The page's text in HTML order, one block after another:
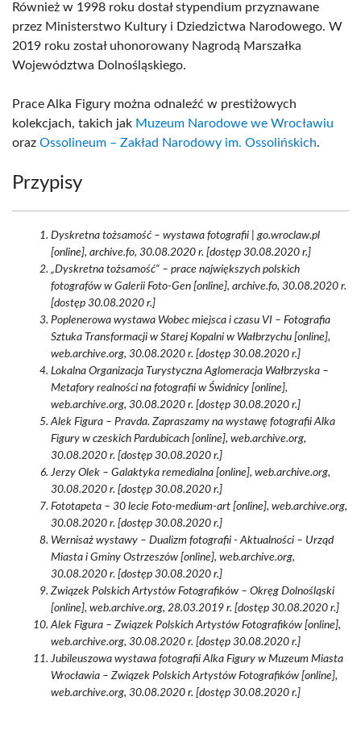
Również w 1998 roku dostał stypendium przyznawane
przez Ministerstwo Kultury i Dziedzictwa Narodowego. W
2019 roku został uhonorowany Nagrodą Marszałka
Województwa Dolnośląskiego.
Prace Alka Figury można odnaleźć w prestiżowych
kolekcjach, takich jak Muzeum Narodowe we Wrocławiu
oraz Ossolineum – Zakład Narodowy im. Ossolińskich.
Przypisy
Dyskretna tożsamość – wystawa fotografii | go.wroclaw.pl
[online], archive.fo, 30.08.2020 r. [dostęp 30.08.2020 r.]
„Dyskretna tożsamość“ – prace największych polskich
fotografów w Galerii Foto-Gen [online], archive.fo, 30.08.2020 r.
[dostęp 30.08.2020 r.]
Poplenerowa wystawa Wobec miejsca i czasu VI – Fotografia
Sztuka Transformacji w Starej Kopalni w Wałbrzychu [online],
web.archive.org, 30.08.2020 r. [dostęp 30.08.2020 r.]
Lokalna Organizacja Turystyczna Aglomeracja Wałbrzyska –
Metafory realności na fotografii w Świdnicy [online],
web.archive.org, 30.08.2020 r. [dostęp 30.08.2020 r.]
Alek Figura – Pravda. Zapraszamy na wystawę fotografii Alka
Figury w czeskich Pardubicach [online], web.archive.org,
30.08.2020 r. [dostęp 30.08.2020 r.]
Jerzy Olek – Galaktyka remedialna [online], web.archive.org,
30.08.2020 r. [dostęp 30.08.2020 r.]
Fototapeta – 30 lecie Foto-medium-art [online], web.archive.org,
30.08.2020 r. [dostęp 30.08.2020 r.]
Wernisaż wystawy – Dualizm fotografii - Aktualności – Urząd
Miasta i Gminy Ostrzeszów [online], web.archive.org,
30.08.2020 r. [dostęp 30.08.2020 r.]
Związek Polskich Artystów Fotografików – Okręg Dolnośląski
[online], web.archive.org, 28.03.2019 r. [dostęp 30.08.2020 r.]
Alek Figura – Związek Polskich Artystów Fotografików [online],
web.archive.org, 30.08.2020 r. [dostęp 30.08.2020 r.]
Jubileuszowa wystawa fotografii Alka Figury w Muzeum Miasta
Wrocławia – Związek Polskich Artystów Fotografików [online],
web.archive.org, 30.08.2020 r. [dostęp 30.08.2020 r.]